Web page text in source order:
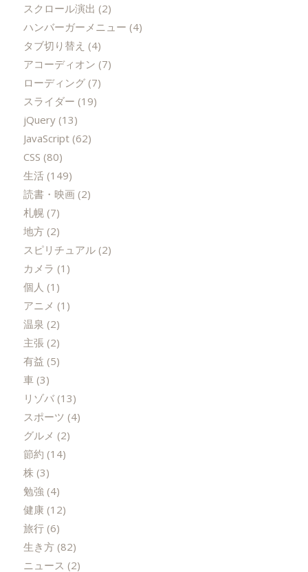
スクロール演出 (2)
ハンバーガーメニュー (4)
タブ切り替え (4)
アコーディオン (7)
ローディング(7)
スライダー (19)
jQuery(13)
JavaScript(62)
CSS (80)
生活(149)
読書・映画 (2)
札幌(7)
地方(2)
スピリチュアル(2)
カメラ (1)
個人 (1)
アニメ (1)
温泉 (2)
主張 (2)
有益 (5)
車(3)
リゾバ(13)
スポーツ (4)
グルメ (2)
節約 (14)
株(3)
勉強 (4)
健康 (12)
旅行(6)
生き方(82)
ニュース (2)